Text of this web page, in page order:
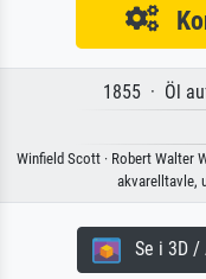
1855 · Öl
Winfield Scott · Robert Walter
akvarelltavle,
Se i 3D /